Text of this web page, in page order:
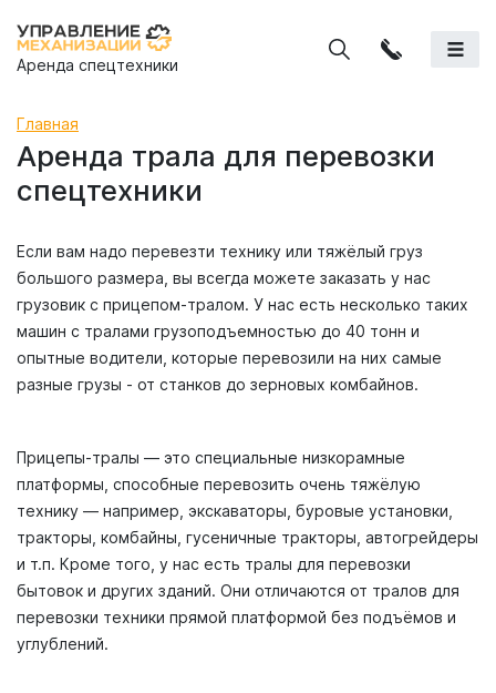
Аренда спецтехники
Главная
Аренда трала для перевозки
спецтехники
Если вам надо перевезти технику или тяжёлый груз
большого размера, вы всегда можете заказать у нас
грузовик с прицепом-тралом. У нас есть несколько таких
машин с тралами грузоподъемностью до 40 тонн и
опытные водители, которые перевозили на них самые
разные грузы - от станков до зерновых комбайнов.
Прицепы-тралы — это специальные низкорамные
платформы, способные перевозить очень тяжёлую
технику — например, экскаваторы, буровые установки,
тракторы, комбайны, гусеничные тракторы, автогрейдеры
и т.п. Кроме того, у нас есть тралы для перевозки
бытовок и других зданий. Они отличаются от тралов для
перевозки техники прямой платформой без подъёмов и
углублений.